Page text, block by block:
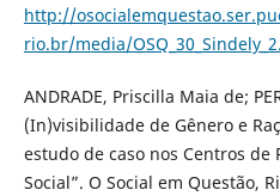
http://
rio.br/media/
ANDRADE, Priscilla Maia de;
(In)visibilidade de Gênero e
estudo de caso nos Centros de
Social”. O Social em Questão,